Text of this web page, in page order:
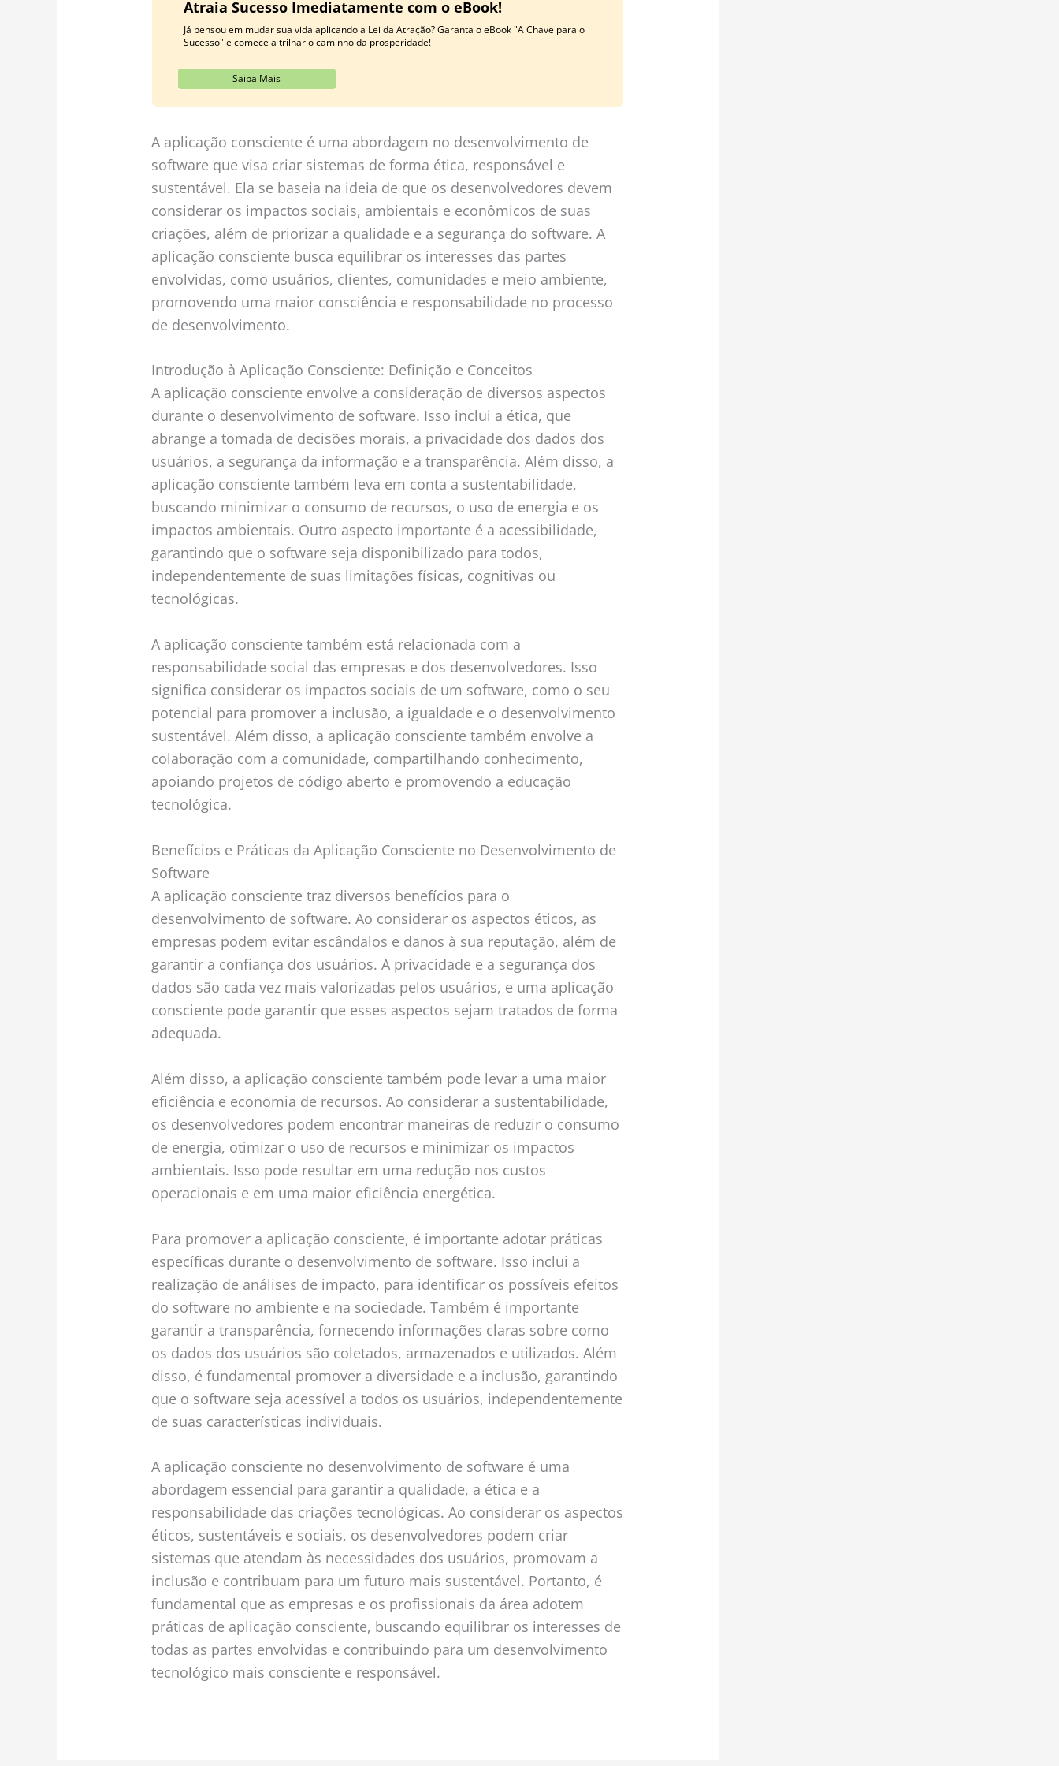
Atraia Sucesso Imediatamente com o eBook!
Já pensou em mudar sua vida aplicando a Lei da Atração? Garanta o eBook "A Chave para o
Sucesso" e comece a trilhar o caminho da prosperidade!
Saiba Mais
A aplicação consciente é uma abordagem no desenvolvimento de
software que visa criar sistemas de forma ética, responsável e
sustentável. Ela se baseia na ideia de que os desenvolvedores devem
considerar os impactos sociais, ambientais e econômicos de suas
criações, além de priorizar a qualidade e a segurança do software. A
aplicação consciente busca equilibrar os interesses das partes
envolvidas, como usuários, clientes, comunidades e meio ambiente,
promovendo uma maior consciência e responsabilidade no processo
de desenvolvimento.
Introdução à Aplicação Consciente: Definição e Conceitos
A aplicação consciente envolve a consideração de diversos aspectos
durante o desenvolvimento de software. Isso inclui a ética, que
abrange a tomada de decisões morais, a privacidade dos dados dos
usuários, a segurança da informação e a transparência. Além disso, a
aplicação consciente também leva em conta a sustentabilidade,
buscando minimizar o consumo de recursos, o uso de energia e os
impactos ambientais. Outro aspecto importante é a acessibilidade,
garantindo que o software seja disponibilizado para todos,
independentemente de suas limitações físicas, cognitivas ou
tecnológicas.
A aplicação consciente também está relacionada com a
responsabilidade social das empresas e dos desenvolvedores. Isso
significa considerar os impactos sociais de um software, como o seu
potencial para promover a inclusão, a igualdade e o desenvolvimento
sustentável. Além disso, a aplicação consciente também envolve a
colaboração com a comunidade, compartilhando conhecimento,
apoiando projetos de código aberto e promovendo a educação
tecnológica.
Benefícios e Práticas da Aplicação Consciente no Desenvolvimento de
Software
A aplicação consciente traz diversos benefícios para o
desenvolvimento de software. Ao considerar os aspectos éticos, as
empresas podem evitar escândalos e danos à sua reputação, além de
garantir a confiança dos usuários. A privacidade e a segurança dos
dados são cada vez mais valorizadas pelos usuários, e uma aplicação
consciente pode garantir que esses aspectos sejam tratados de forma
adequada.
Além disso, a aplicação consciente também pode levar a uma maior
eficiência e economia de recursos. Ao considerar a sustentabilidade,
os desenvolvedores podem encontrar maneiras de reduzir o consumo
de energia, otimizar o uso de recursos e minimizar os impactos
ambientais. Isso pode resultar em uma redução nos custos
operacionais e em uma maior eficiência energética.
Para promover a aplicação consciente, é importante adotar práticas
específicas durante o desenvolvimento de software. Isso inclui a
realização de análises de impacto, para identificar os possíveis efeitos
do software no ambiente e na sociedade. Também é importante
garantir a transparência, fornecendo informações claras sobre como
os dados dos usuários são coletados, armazenados e utilizados. Além
disso, é fundamental promover a diversidade e a inclusão, garantindo
que o software seja acessível a todos os usuários, independentemente
de suas características individuais.
A aplicação consciente no desenvolvimento de software é uma
abordagem essencial para garantir a qualidade, a ética e a
responsabilidade das criações tecnológicas. Ao considerar os aspectos
éticos, sustentáveis e sociais, os desenvolvedores podem criar
sistemas que atendam às necessidades dos usuários, promovam a
inclusão e contribuam para um futuro mais sustentável. Portanto, é
fundamental que as empresas e os profissionais da área adotem
práticas de aplicação consciente, buscando equilibrar os interesses de
todas as partes envolvidas e contribuindo para um desenvolvimento
tecnológico mais consciente e responsável.